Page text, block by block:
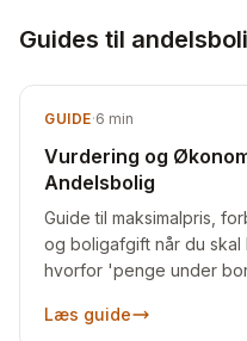
Guides til
GUIDE·6 min
Vurdering og
Andelsbolig
Guide til maksimalpris,
og boligafgift når du
hvorfor 'penge under
Læs guide